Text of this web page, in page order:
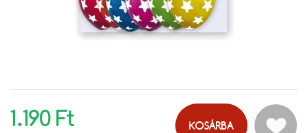
1.190 Ft KOSÁRBA